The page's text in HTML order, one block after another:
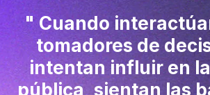
Cuando
tomadores de
intentan influir en
pública, sientan las